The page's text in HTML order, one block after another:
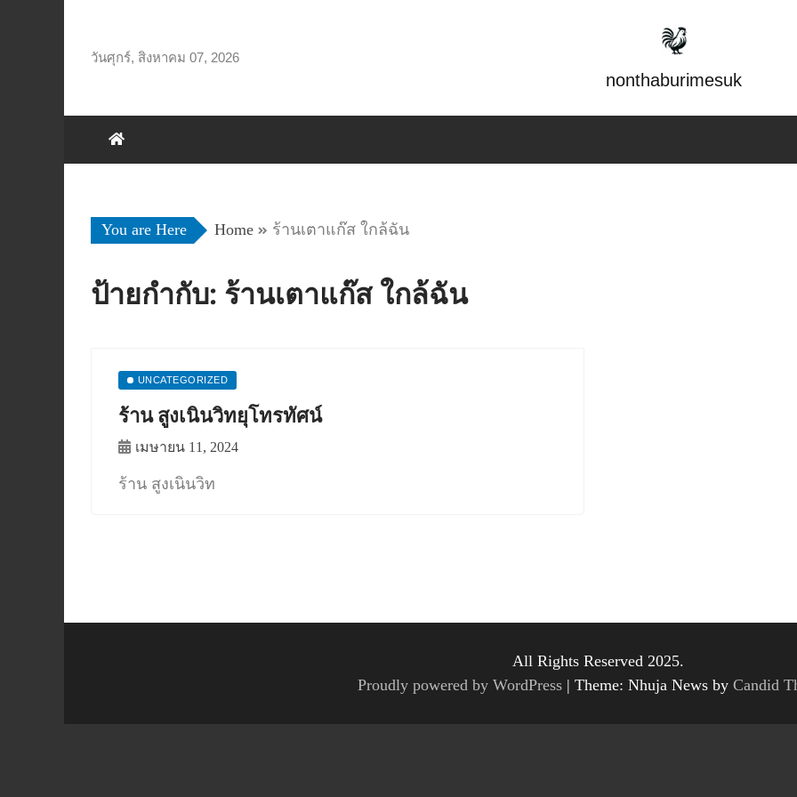
contentวันศุกร์, สิงหาคม 07, 2026
nonthaburimesuk
You are Here Home ร้านเตาแก๊ส ใกล้ฉัน
ป้ายกำกับ: ร้านเตาแก๊ส ใกล้ฉัน
UNCATEGORIZED
ร้าน สูงเนินวิทยุโทรทัศน์
เมษายน 11, 2024
ร้าน สูงเนินวิท
All Rights Reserved 2025.
Proudly powered by WordPress | Theme: Nhuja News by Candid